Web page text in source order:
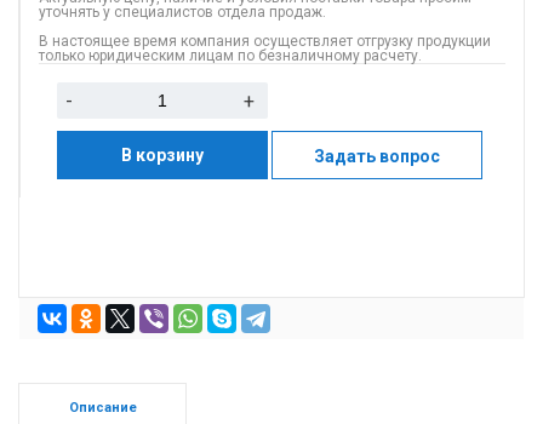
уточнять у специалистов отдела продаж.
В настоящее время компания осуществляет отгрузку продукции
только юридическим лицам по безналичному расчету.
- +
В корзину Задать вопрос
Описание